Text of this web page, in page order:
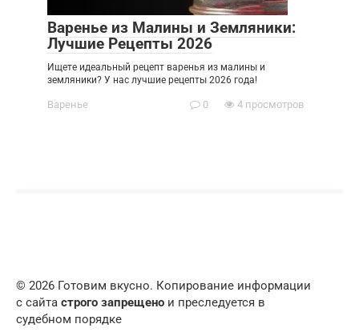
Варенье из Малины и Земляники:
Лучшие Рецепты 2026
Ищете идеальный рецепт варенья из малины и
земляники? У нас лучшие рецепты 2026 года!
Варенье 0 4 просмотров
© 2026 Готовим вкусно. Копирование информации
с сайта строго запрещено и преследуется в
судебном порядке